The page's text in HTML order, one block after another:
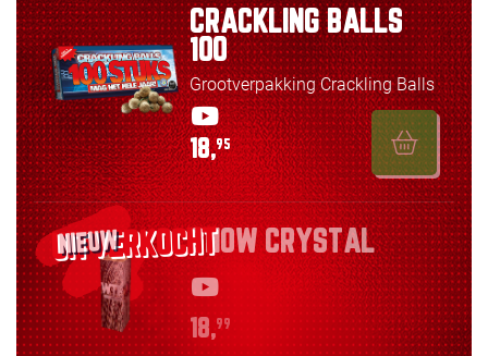
CRACKLING BALLS
100
Grootverpakking Crackling Balls
18,95
NIEUW SNOW CRYSTAL
18,99